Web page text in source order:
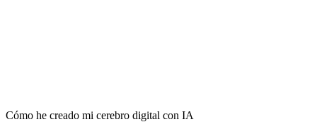
Cómo he creado mi cerebro digital con IA